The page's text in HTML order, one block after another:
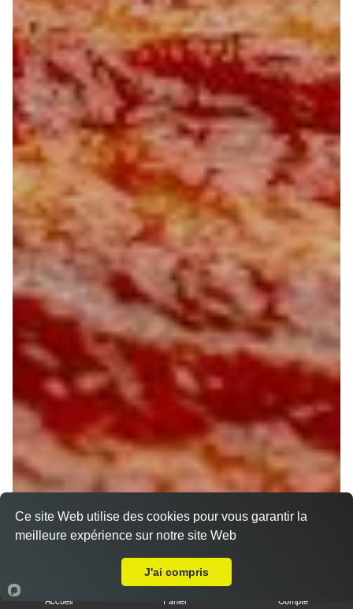
Accueil Panier Compte
Ce site Web utilise des cookies pour vous garantir la
meilleure expérience sur notre site Web
J'ai compris